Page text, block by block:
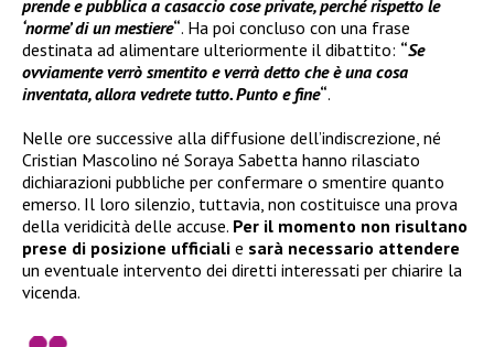
prende e pubblica a casaccio cose private, perché rispetto le
‘norme’ di un mestiere“. Ha poi concluso con una frase
destinata ad alimentare ulteriormente il dibattito: “Se
ovviamente verrò smentito e verrà detto che è una cosa
inventata, allora vedrete tutto. Punto e fine“.
Nelle ore successive alla diffusione dell’indiscrezione, né
Cristian Mascolino né Soraya Sabetta hanno rilasciato
dichiarazioni pubbliche per confermare o smentire quanto
emerso. Il loro silenzio, tuttavia, non costituisce una prova
della veridicità delle accuse. Per il momento non risultano
prese di posizione ufficiali e sarà necessario attendere
un eventuale intervento dei diretti interessati per chiarire la
vicenda.